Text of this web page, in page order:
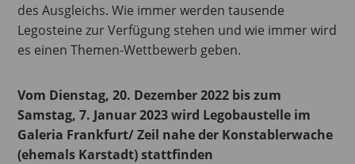
des Ausgleichs. Wie immer werden tausende
Legosteine zur Verfügung stehen und wie immer wird
es einen Themen-Wettbewerb geben.
Vom Dienstag, 20. Dezember 2022 bis zum
Samstag, 7. Januar 2023 wird Legobaustelle im
Galeria Frankfurt/ Zeil nahe der Konstablerwache
(ehemals Karstadt) stattfinden